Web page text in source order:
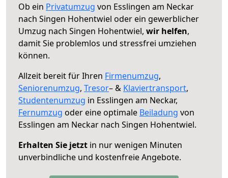
Ob ein Privatumzug von Esslingen am Neckar
nach Singen Hohentwiel oder ein gewerblicher
Umzug nach Singen Hohentwiel, wir helfen,
damit Sie problemlos und stressfrei umziehen
können.
Allzeit bereit für Ihren Firmenumzug,
Seniorenumzug, Tresor– & Klaviertransport,
Studentenumzug in Esslingen am Neckar,
Fernumzug oder eine optimale Beiladung von
Esslingen am Neckar nach Singen Hohentwiel.
Erhalten Sie jetzt in nur wenigen Minuten
unverbindliche und kostenfreie Angebote.